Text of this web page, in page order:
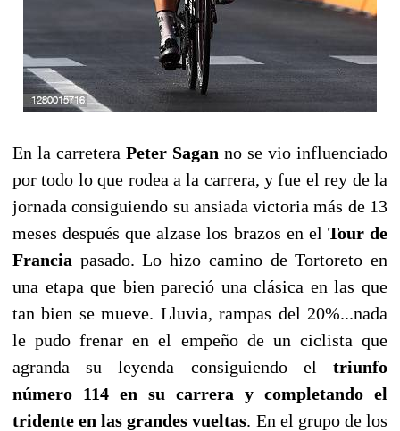
En la carretera Peter Sagan no se vio influenciado
por todo lo que rodea a la carrera, y fue el rey de la
jornada consiguiendo su ansiada victoria más de 13
meses después que alzase los brazos en el Tour de
Francia pasado. Lo hizo camino de Tortoreto en
una etapa que bien pareció una clásica en las que
tan bien se mueve. Lluvia, rampas del 20%...nada
le pudo frenar en el empeño de un ciclista que
agranda su leyenda consiguiendo el triunfo
número 114 en su carrera y completando el
tridente en las grandes vueltas. En el grupo de los